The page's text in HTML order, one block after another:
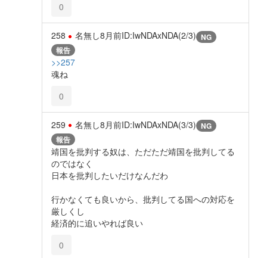
0
258 名無し8月前ID:IwNDAxNDA(2/3) NG
報告
>>257
魂ね
0
259 名無し8月前ID:IwNDAxNDA(3/3) NG
報告
靖国を批判する奴は、ただただ靖国を批判してる
のではなく
日本を批判したいだけなんだわ
行かなくても良いから、批判してる国への対応を
厳しくし
経済的に追いやれば良い
0